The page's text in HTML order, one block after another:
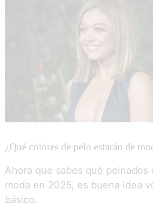
¿Qué colores de pelo estarán de
Ahora que sabes qué peinados
moda en 2025, es buena idea
básico.